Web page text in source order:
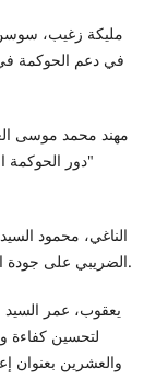
في دعم الحوكمة
"دور الحوكمة
الضريبي على جودة الفحص في ظل الحوكمة الضريبية"، دراسة ميدانية.
لتحسين كفاءة
والعشرين بعنوان